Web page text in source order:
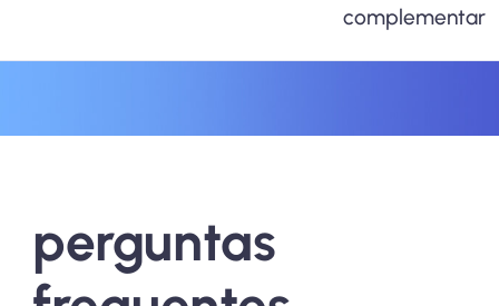
complementar
perguntas